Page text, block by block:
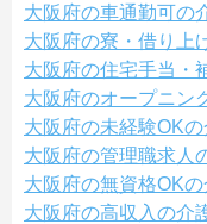
大阪府の車通勤可の
大阪府の寮・借り上
大阪府の住宅手当・
大阪府のオープニン
大阪府の未経験OK
大阪府の管理職求人
大阪府の無資格OK
大阪府の高収入の介